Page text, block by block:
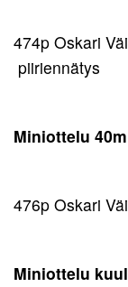
474p Oskari
piiriennätys
Miniottelu
476p Oskari
Miniottelu